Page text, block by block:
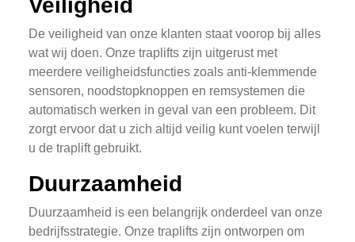
Veiligheid
De veiligheid van onze klanten staat voorop bij alles
wat wij doen. Onze traplifts zijn uitgerust met
meerdere veiligheidsfuncties zoals anti-klemmende
sensoren, noodstopknoppen en remsystemen die
automatisch werken in geval van een probleem. Dit
zorgt ervoor dat u zich altijd veilig kunt voelen terwijl
u de traplift gebruikt.
Duurzaamheid
Duurzaamheid is een belangrijk onderdeel van onze
bedrijfsstrategie. Onze traplifts zijn ontworpen om